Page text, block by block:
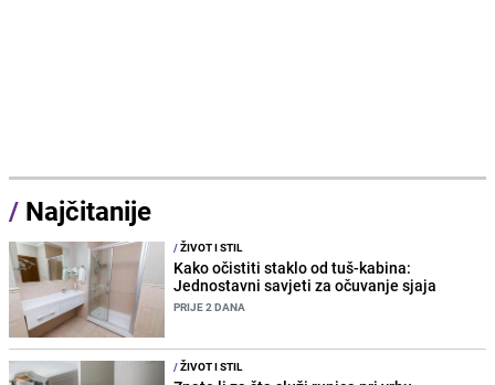
/ Najčitanije
/ŽIVOT I STIL
Kako očistiti staklo od tuš-kabina:
Jednostavni savjeti za očuvanje sjaja
PRIJE 2 DANA
/ŽIVOT I STIL